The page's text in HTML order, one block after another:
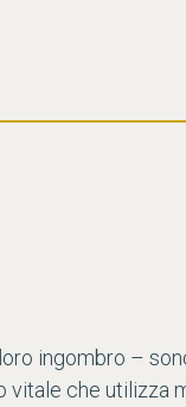
ingombro –
vitale che utilizza